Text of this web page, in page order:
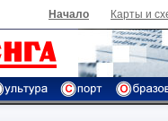
Начало Карты и